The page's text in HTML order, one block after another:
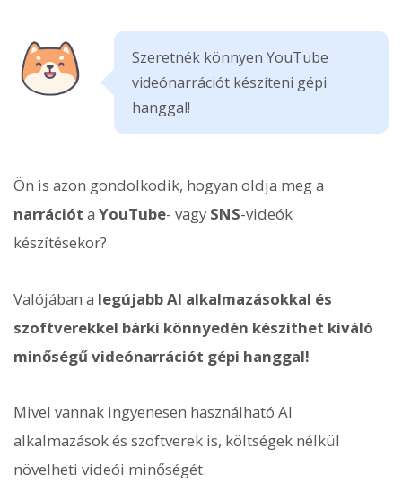
Szeretnék könnyen YouTube
videónarrációt készíteni gépi
hanggal!
Ön is azon gondolkodik, hogyan oldja meg a
narrációt a YouTube- vagy SNS-videók
készítésekor?
Valójában a legújabb AI alkalmazásokkal és
szoftverekkel bárki könnyedén készíthet kiváló
minőségű videónarrációt gépi hanggal!
Mivel vannak ingyenesen használható AI
alkalmazások és szoftverek is, költségek nélkül
növelheti videói minőségét.